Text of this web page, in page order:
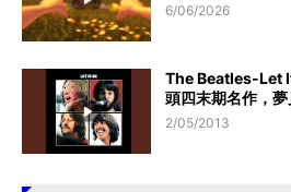
6/06/2026
The Beatles-Let
頭四末期名作，
2/05/2013